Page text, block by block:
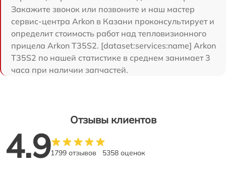
Закажите звонок или позвоните и наш мастер
сервис-центра Arkon в Казани проконсультирует и
определит стоимость работ над тепловизионного
прицела Arkon T35S2. [dataset:services:name] Arkon
T35S2 по нашей статистике в среднем занимает 3
часа при наличии запчастей.
Отзывы клиентов
4.91799 отзывов 5358 оценок